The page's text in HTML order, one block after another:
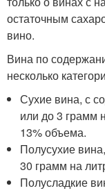
остаточным
вино.
Вина по
несколько
Сухие вина, с
или до 3 грамм
13% объема.
Полусухие
30 грамм на
Полусладкие